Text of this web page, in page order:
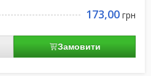
173,00 грн
Замовити